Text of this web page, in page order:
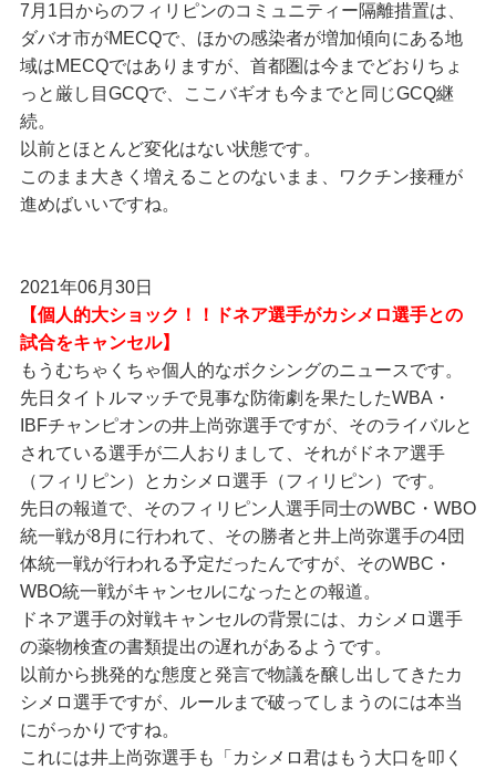
7月1日からのフィリピンのコミュニティー隔離措置は、
ダバオ市がMECQで、ほかの感染者が増加傾向にある地
域はMECQではありますが、首都圏は今までどおりちょ
っと厳し目GCQで、ここバギオも今までと同じGCQ継
続。
以前とほとんど変化はない状態です。
このまま大きく増えることのないまま、ワクチン接種が
進めばいいですね。
2021年06月30日
【個人的大ショック！！ドネア選手がカシメロ選手との
試合をキャンセル】
もうむちゃくちゃ個人的なボクシングのニュースです。
先日タイトルマッチで見事な防衛劇を果たしたWBA・
IBFチャンピオンの井上尚弥選手ですが、そのライバルと
されている選手が二人おりまして、それがドネア選手
（フィリピン）とカシメロ選手（フィリピン）です。
先日の報道で、そのフィリピン人選手同士のWBC・WBO
統一戦が8月に行われて、その勝者と井上尚弥選手の4団
体統一戦が行われる予定だったんですが、そのWBC・
WBO統一戦がキャンセルになったとの報道。
ドネア選手の対戦キャンセルの背景には、カシメロ選手
の薬物検査の書類提出の遅れがあるようです。
以前から挑発的な態度と発言で物議を醸し出してきたカ
シメロ選手ですが、ルールまで破ってしまうのには本当
にがっかりですね。
これには井上尚弥選手も「カシメロ君はもう大口を叩く